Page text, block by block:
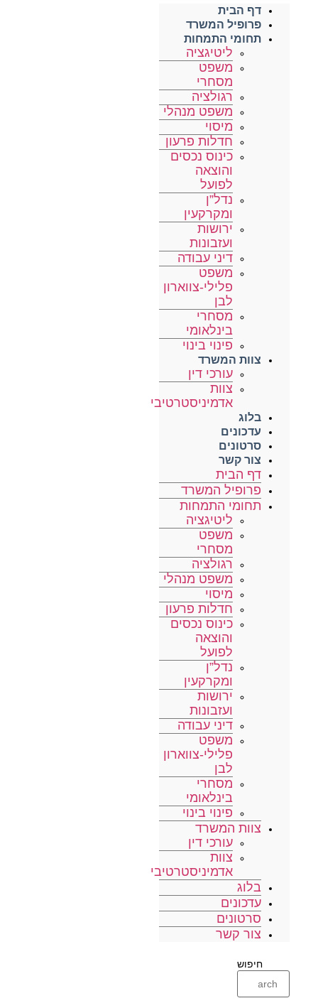
דף הבית
פרופיל המשרד
תחומי התמחות
ליטיגציה
משפט
מסחרי
רגולציה
משפט מנהלי
מיסוי
חדלות פרעון
כינוס נכסים
והוצאה
לפועל
נדל”ן
ומקרקעין
ירושות
ועזבונות
דיני עבודה
משפט
פלילי-צווארון
לבן
מסחרי
בינלאומי
פינוי בינוי
צוות המשרד
עורכי דין
צוות
אדמיניסטרטיבי
בלוג
עדכונים
סרטונים
צור קשר
דף הבית
פרופיל המשרד
תחומי התמחות
ליטיגציה
משפט
מסחרי
רגולציה
משפט מנהלי
מיסוי
חדלות פרעון
כינוס נכסים
והוצאה
לפועל
נדל”ן
ומקרקעין
ירושות
ועזבונות
דיני עבודה
משפט
פלילי-צווארון
לבן
מסחרי
בינלאומי
פינוי בינוי
צוות המשרד
עורכי דין
צוות
אדמיניסטרטיבי
בלוג
עדכונים
סרטונים
צור קשר
חיפוש